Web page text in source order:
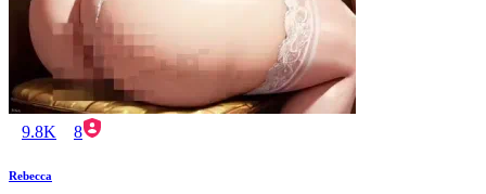
9.8K 8
Rebecca